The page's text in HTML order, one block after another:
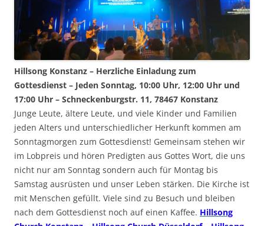
Hillsong Konstanz – Herzliche Einladung zum
Gottesdienst – Jeden Sonntag, 10:00 Uhr, 12:00 Uhr und
17:00 Uhr – Schneckenburgstr. 11, 78467 Konstanz
Junge Leute, ältere Leute, und viele Kinder und Familien
jeden Alters und unterschiedlicher Herkunft kommen am
Sonntagmorgen zum Gottesdienst! Gemeinsam stehen wir
im Lobpreis und hören Predigten aus Gottes Wort, die uns
nicht nur am Sonntag sondern auch für Montag bis
Samstag ausrüsten und unser Leben stärken. Die Kirche ist
mit Menschen gefüllt. Viele sind zu Besuch und bleiben
nach dem Gottesdienst noch auf einen Kaffee. Hillsong